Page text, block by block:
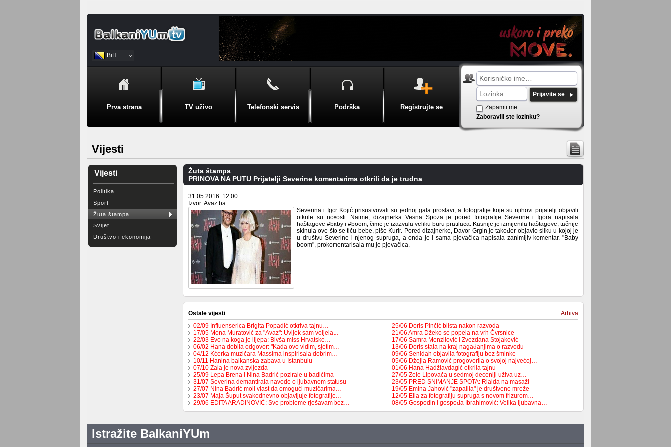
BiH
Srpski
Prva strana TV uživo Telefonski servis Podrška Registrujte se
Prijavite se
Zapamti me
Zaboravili ste lozinku?
Vijesti
Vijesti
Politika
Sport
Žuta štampa
Svijet
Društvo i ekonomija
Žuta štampa
PRINOVA NA PUTU Prijatelji Severine komentarima otkrili da je trudna
31.05.2016. 12:00
Izvor: Avaz.ba
Severina i Igor Kojić prisustvovali su jednoj gala proslavi, a fotografije koje su njihovi prijatelji objavili
otkrile su novosti. Naime, dizajnerka Vesna Spoza je pored fotografije Severine i Igora napisala
haštagove #baby i #boom, čime je izazvala veliku buru pratilaca. Kasnije je izmijenila haštagove, tačnije
skinula ove što se tiču bebe, piše Kurir. Pored dizajnerke, Davor Grgin je također objavio sliku u kojoj je
u društvu Severine i njenog supruga, a onda je i sama pjevačica napisala zanimljiv komentar. "Baby
boom", prokomentarisala mu je pjevačica.
Ostale vijesti
Arhiva
02/09 Influenserica Brigita Popadić otkriva tajnu…
17/05 Mona Muratović za "Avaz": Uvijek sam voljela…
22/03 Evo na koga je lijepa: Bivša miss Hrvatske…
06/02 Hana dobila odgovor: "Kada ovo vidim, sjetim…
04/12 Kćerka muzičara Massima inspirisala dobrim…
10/11 Hanina balkanska zabava u Istanbulu
07/10 Zala je nova zvijezda
25/09 Lepa Brena i Nina Badrić pozirale u badićima
31/07 Severina demantirala navode o ljubavnom statusu
27/07 Nina Badrić moli vlast da omogući muzičarima…
23/07 Maja Šuput svakodnevno objavljuje fotografije…
29/06 EDITA ARADINOVIĆ: Sve probleme rješavam bez…
25/06 Doris Pinčić blista nakon razvoda
21/06 Amra Džeko se popela na vrh Čvrsnice
17/06 Samra Menzilović i Zvezdana Stojaković
13/06 Doris stala na kraj nagađanjima o razvodu
09/06 Senidah objavila fotografiju bez šminke
05/06 Džejla Ramović progovorila o svojoj najvećoj…
01/06 Hana Hadžiavdagić otkrila tajnu
27/05 Zele Lipovača u sedmoj deceniji uživa uz…
23/05 PRED SNIMANJE SPOTA: Rialda na masaži
19/05 Emina Jahović "zapalila" je društvene mreže
12/05 Ella za fotografiju supruga s novom frizurom…
08/05 Gospodin i gospođa Ibrahimović: Velika ljubavna…
Istražite BalkaniYUm